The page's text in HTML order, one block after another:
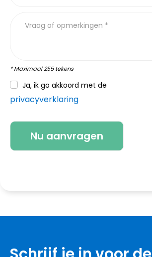
Vraag of opmerkingen *
* Maximaal 255 tekens
Ja, ik ga akkoord met de
privacyverklaring